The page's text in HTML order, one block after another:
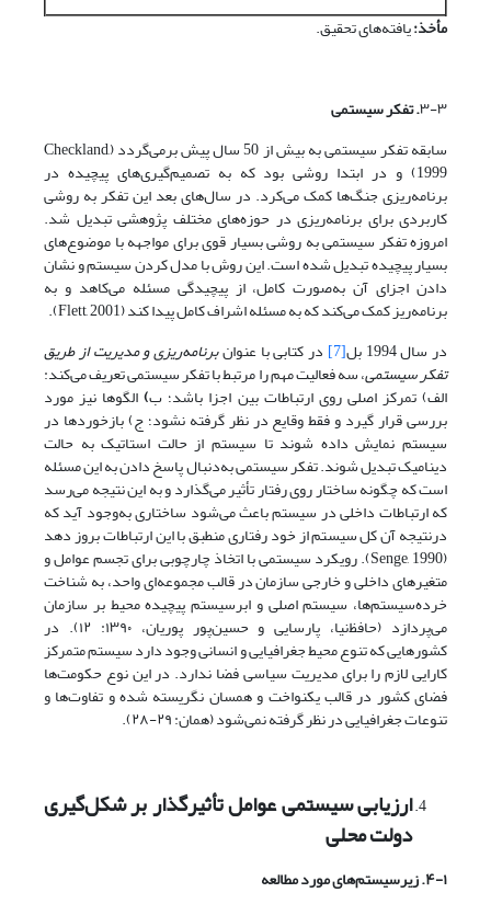
مأخذ:یافته‌های تحقیق.
۳-۳. تفکر سیستمی
سابقه تفکر سیستمی به بیش از 50 سال پیش برمی‌گردد (Checkland,
1999) و در ابتدا روشی بود که به تصمیم‌گیری‌های پیچیده در
برنامه‌ریزی جنگ‌ها کمک می‌کرد. در سال‌های بعد این تفکر به روشی
کاربردی برای برنامه‌ریزی در حوزه‌های مختلف پژوهشی تبدیل شد.
امروزه تفکر سیستمی به روشی بسیار قوی برای مواجهه با موضوع‌های
بسیار پیچیده تبدیل ‌شده است. این روش با مدل کردن سیستم و نشان
دادن اجزای آن به‌صورت کامل، از پیچیدگی مسئله می‌کاهد و به
برنامه‌ریز کمک می‌کند که به مسئله اشراف کامل پیدا کند (Flett, 2001).
در سال 1994 بل
[7] در کتابی با عنوانبرنامه‌ریزی و مدیریت از طریق
تفکر سیستمی، سه فعالیت مهم را مرتبط با تفکر سیستمی تعریف می‌کند:
الف)تمرکز اصلی روی ارتباطات بین اجزا باشد؛ ب)الگوها نیز مورد
بررسی قرار گیرد و فقط وقایع در نظر گرفته نشود؛ ج)بازخوردها در
سیستم نمایش داده شوند تا سیستم از حالت استاتیک به‌ حالت
دینامیک تبدیل شوند. تفکر سیستمی به‌دنبال پاسخ دادن به این مسئله
است که چگونه ساختار روی رفتار تأثیر می‌گذارد و به این نتیجه می‌رسد
که ارتباطات داخلی در سیستم باعث می‌شود ساختاری به‌وجود آید که
درنتیجه آن کل سیستم از خود رفتاری منطبق با این ارتباطات بروز دهد
(Senge, 1990). رویکرد سیستمی با اتخاذ چارچوبی برای تجسم عوامل و
متغیرهای داخلی و خارجی سازمان در قالب مجموعه‌ای واحد، به شناخت
خرده‌سیستم‌ها، سیستم اصلی و ابر‌سیستم پیچیده محیط بر سازمان
می‌پردازد (حافظ‌نیا، پارسایی و حسین‌پور پوریان، ۱۳۹۰: ۱۲). در
کشورهایی که تنوع محیط جغرافیایی و انسانی وجود دارد سیستم متمرکز
کارایی لازم را برای مدیریت سیاسی فضا ندارد. در این نوع حکومت‌ها
فضای کشور در قالب یکنواخت و همسان نگریسته شده و تفاوت‌ها و
تنوعات جغرافیایی در نظر گرفته نمی‌شود (همان: ۲۹-۲۸).
ارزیابی سیستمی عوامل تأثیرگذار بر شکل‌گیری
دولت محلی
۴-۱. زیرسیستم‌های مورد مطالعه